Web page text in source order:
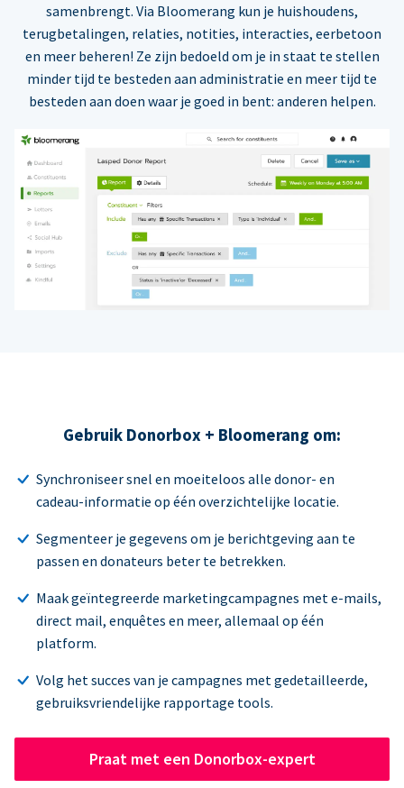
samenbrengt. Via Bloomerang kun je huishoudens,
terugbetalingen, relaties, notities, interacties, eerbetoon
en meer beheren! Ze zijn bedoeld om je in staat te stellen
minder tijd te besteden aan administratie en meer tijd te
besteden aan doen waar je goed in bent: anderen helpen.
Gebruik Donorbox + Bloomerang om:
Synchroniseer snel en moeiteloos alle donor- en
cadeau-informatie op één overzichtelijke locatie.
Segmenteer je gegevens om je berichtgeving aan te
passen en donateurs beter te betrekken.
Maak geïntegreerde marketingcampagnes met e-mails,
direct mail, enquêtes en meer, allemaal op één
platform.
Volg het succes van je campagnes met gedetailleerde,
gebruiksvriendelijke rapportage tools.
Praat met een Donorbox-expert